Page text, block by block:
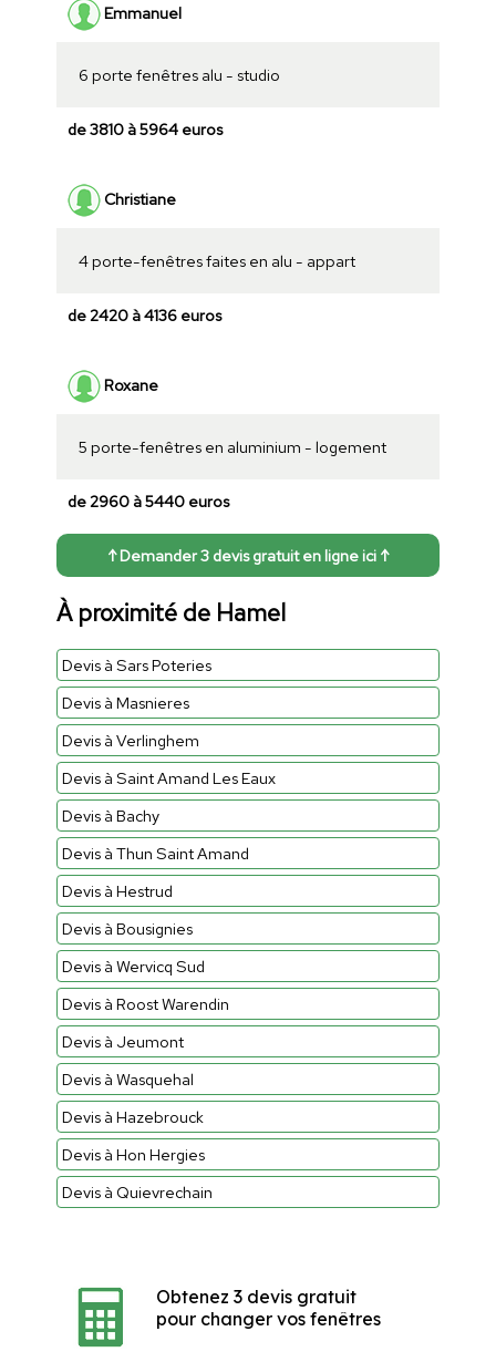
Emmanuel
6 porte fenêtres alu - studio
de 3810 à 5964 euros
Christiane
4 porte-fenêtres faites en alu - appart
de 2420 à 4136 euros
Roxane
5 porte-fenêtres en aluminium - logement
de 2960 à 5440 euros
↑ Demander 3 devis gratuit en ligne ici ↑
À proximité de Hamel
Devis à Sars Poteries
Devis à Masnieres
Devis à Verlinghem
Devis à Saint Amand Les Eaux
Devis à Bachy
Devis à Thun Saint Amand
Devis à Hestrud
Devis à Bousignies
Devis à Wervicq Sud
Devis à Roost Warendin
Devis à Jeumont
Devis à Wasquehal
Devis à Hazebrouck
Devis à Hon Hergies
Devis à Quievrechain
Obtenez 3 devis gratuit
pour changer vos fenêtres